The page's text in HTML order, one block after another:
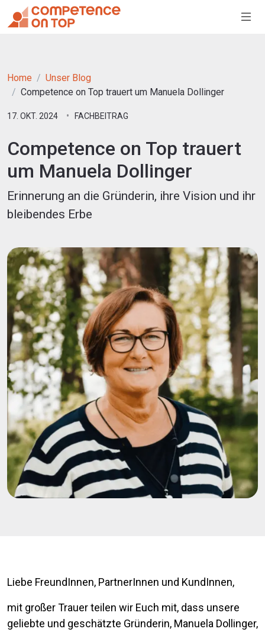
Home
Unser Blog
Competence on Top trauert um Manuela Dollinger
17. OKT. 2024 FACHBEITRAG
Competence on Top trauert
um Manuela Dollinger
Erinnerung an die Gründerin, ihre Vision und ihr
bleibendes Erbe
Liebe FreundInnen, PartnerInnen und KundInnen,
mit großer Trauer teilen wir Euch mit, dass unsere
geliebte und geschätzte Gründerin, Manuela Dollinger,